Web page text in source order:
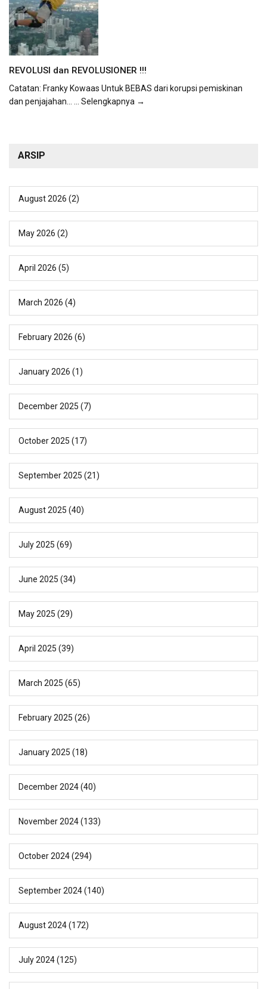
REVOLUSI dan REVOLUSIONER !!!
Catatan: Franky Kowaas Untuk BEBAS dari korupsi pemiskinan
dan penjajahan...
... Selengkapnya →
ARSIP
August 2026 (2)
May 2026 (2)
April 2026 (5)
March 2026 (4)
February 2026 (6)
January 2026 (1)
December 2025 (7)
October 2025 (17)
September 2025 (21)
August 2025 (40)
July 2025 (69)
June 2025 (34)
May 2025 (29)
April 2025 (39)
March 2025 (65)
February 2025 (26)
January 2025 (18)
December 2024(40)
November 2024(133)
October 2024(294)
September 2024(140)
August 2024(172)
July 2024(125)